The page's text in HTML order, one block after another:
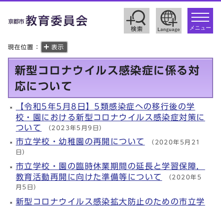
toggle
メニュー
現在位置： 表示
新型コロナウイルス感染症に係る対
応について
【令和5年5月8日】5類感染症への移行後の学
校・園における新型コロナウイルス感染症対策に
ついて
（2023年5月9日）
市立学校・幼稚園の再開について （2020年5月21
日）
市立学校・園の臨時休業期間の延長と学習保障，
教育活動再開に向けた準備等について （2020年5
月5日）
新型コロナウイルス感染拡大防止のための市立学